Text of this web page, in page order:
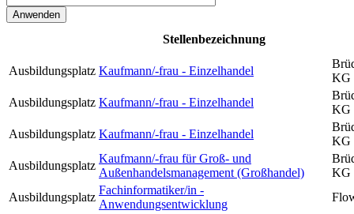
Stellenbezeichnung
Ausbildungsplatz Kaufmann/-frau - Einzelhandel
KG
Ausbildungsplatz Kaufmann/-frau - Einzelhandel
KG
Ausbildungsplatz Kaufmann/-frau - Einzelhandel
KG
Ausbildungsplatz
Kaufmann/-frau für Groß- und
Außenhandelsmanagement (Großhandel)
KG
Ausbildungsplatz
Fachinformatiker/in -
Anwendungsentwicklung